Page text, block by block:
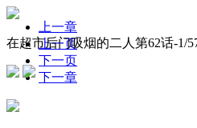
在超市后门吸烟的二人第62话-1/
上一章
上一页
下一页
下一章